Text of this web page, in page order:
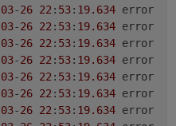
03-26 22 : 53: 19.634
03-26 22 : 53: 19.634
03-26 22 : 53: 19.634
03-26 22 : 53: 19.634
03-26 22 : 53: 19.634
03-26 22 : 53: 19.634
03-26 22 : 53: 19.634